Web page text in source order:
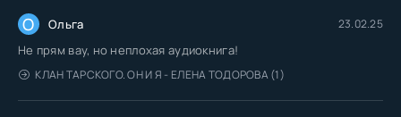
О Ольга 23.02.25
Не прям вау, но неплохая аудиокнига!
КЛАН ТАРСКОГО. ОН И Я - ЕЛЕНА ТОДОРОВА (1)